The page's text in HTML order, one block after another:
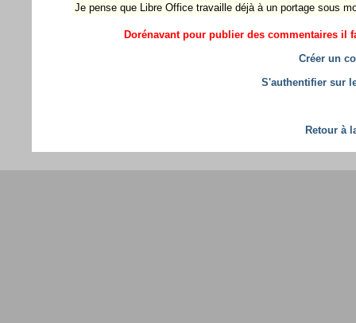
Je pense que Libre Office travaille déjà à un portage sous
Dorénavant pour publier des commentaires il
Créer un
S'authentifier sur
Retour à